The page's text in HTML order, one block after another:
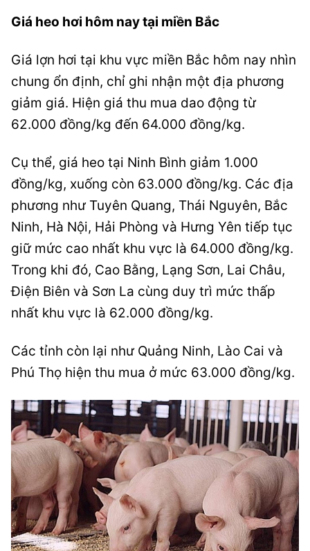
Giá heo hơi hôm nay tại miền Bắc
Giá lợn hơi tại khu vực miền Bắc hôm nay nhìn
chung ổn định, chỉ ghi nhận một địa phương
giảm giá. Hiện giá thu mua dao động từ
62.000 đồng/kg đến 64.000 đồng/kg.
Cụ thể, giá heo tại Ninh Bình giảm 1.000
đồng/kg, xuống còn 63.000 đồng/kg. Các địa
phương như Tuyên Quang, Thái Nguyên, Bắc
Ninh, Hà Nội, Hải Phòng và Hưng Yên tiếp tục
giữ mức cao nhất khu vực là 64.000 đồng/kg.
Trong khi đó, Cao Bằng, Lạng Sơn, Lai Châu,
Điện Biên và Sơn La cùng duy trì mức thấp
nhất khu vực là 62.000 đồng/kg.
Các tỉnh còn lại như Quảng Ninh, Lào Cai và
Phú Thọ hiện thu mua ở mức 63.000 đồng/kg.